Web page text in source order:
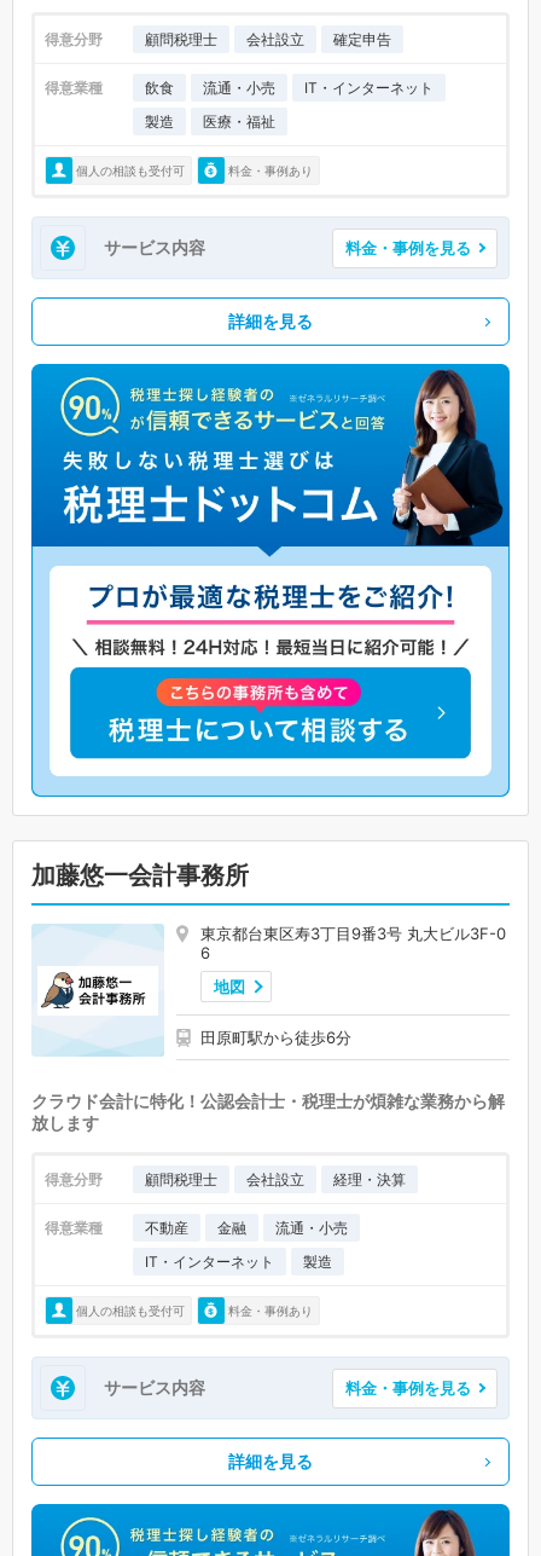
得意分野 顧問税理士 会社設立 確定申告
得意業種 飲食 流通・小売
IT・インターネット
製造
医療・福祉
個人の相談も受付可 料金・事例あり
サービス内容 料金・事例を見る
詳細を見る
加藤悠一会計事務所
東京都台東区寿3丁目9番3号 丸大ビル3F-0
6
地図
田原町駅から徒歩6分
クラウド会計に特化！公認会計士・税理士が煩雑な業務から解
放します
得意分野 顧問税理士 会社設立 経理・決算
得意業種 不動産 金融
流通・小売
IT・インターネット
製造
個人の相談も受付可 料金・事例あり
サービス内容 料金・事例を見る
詳細を見る